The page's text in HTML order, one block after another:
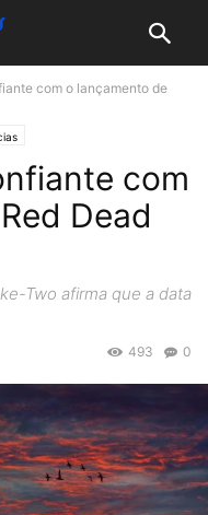
com o lançamento de
com
Dead
Two afirma que a data
0
493